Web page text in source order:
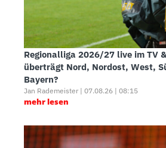
Regionalliga 2026/27 live im TV
überträgt Nord, Nordost, West,
Bayern?
Jan Rademeister | 07.08.26 | 08:15
mehr lesen